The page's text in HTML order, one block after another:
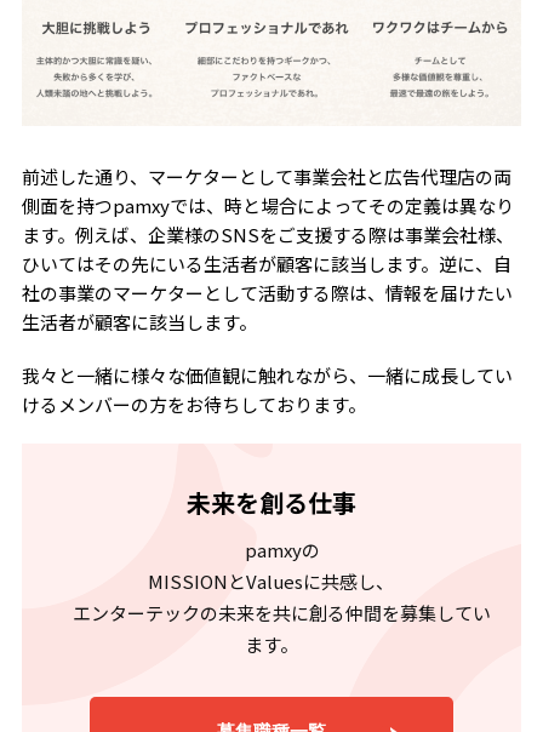
前述した通り、マーケターとして事業会社と広告代理店の両
側面を持つpamxyでは、時と場合によってその定義は異なり
ます。例えば、企業様のSNSをご支援する際は事業会社様、
ひいてはその先にいる生活者が顧客に該当します。逆に、自
社の事業のマーケターとして活動する際は、情報を届けたい
生活者が顧客に該当します。
我々と一緒に様々な価値観に触れながら、一緒に成長してい
けるメンバーの方をお待ちしております。
未来を創る仕事
pamxyの
MISSIONとValuesに共感し、
エンターテックの未来を共に創る仲間を募集してい
ます。